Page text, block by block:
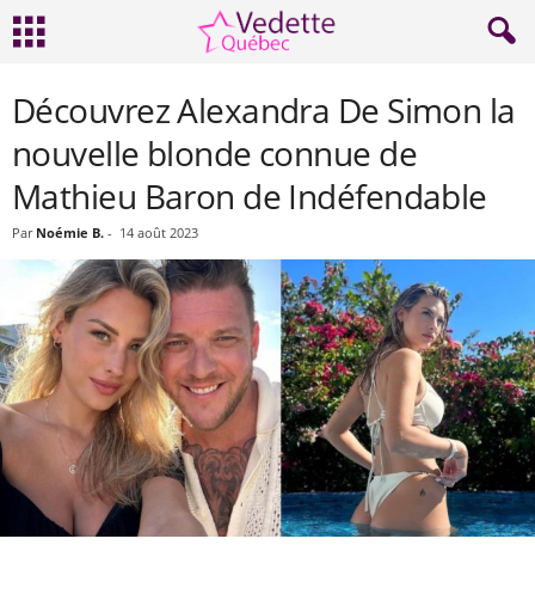
Découvrez Alexandra De Simon la
nouvelle blonde connue de
Mathieu Baron de Indéfendable
Par Noémie B. - 14 août 2023